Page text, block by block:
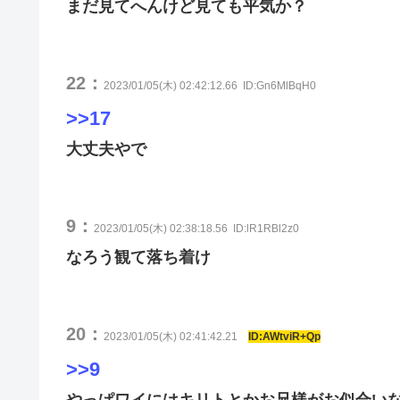
まだ見てへんけど見ても平気か？
22： 2023/01/05(木) 02:42:12.66 ID:Gn6MlBqH0
>>17
大丈夫やで
9： 2023/01/05(木) 02:38:18.56 ID:lR1RBl2z0
なろう観て落ち着け
20： 2023/01/05(木) 02:41:42.21 ID:AWtviR+Qp
>>9